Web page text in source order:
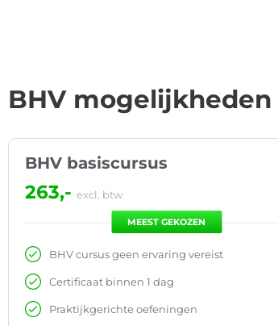
BHV
BHV basiscursus
263,- excl. btw
MEEST GEKOZEN
BHV cursus geen ervaring vereist
Certificaat binnen 1 dag
Praktijkgerichte oefeningen